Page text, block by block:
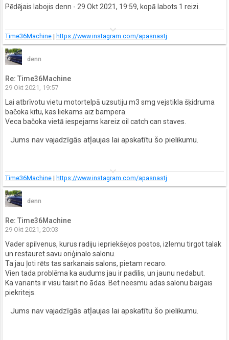
Pēdējais labojis denn - 29 Okt 2021, 19:59, kopā labots 1 reizi.
keyboard_arrow_down
Time36Machine | https://www.instagram.com/apasnastj
denn
Re: Time36Machine
29 Okt 2021, 19:57
Lai atbrīvotu vietu motortelpā uzsutiju m3 smg vejstikla šķidruma
bačoka kitu, kas liekams aiz bampera.
Veca bačoka vietā iespejams kareiz oil catch can staves.
Jums nav vajadzīgās atļaujas lai apskatītu šo pielikumu.
keyboard_arrow_down
Time36Machine | https://www.instagram.com/apasnastj
denn
Re: Time36Machine
29 Okt 2021, 20:03
Vader spilvenus, kurus radiju iepriekšejos postos, izlemu tirgot talak
un restauret savu oriģinalo salonu.
Ta jau ļoti rēts tas sarkanais salons, pietam recaro.
Vien tada problēma ka audums jau ir padilis, un jaunu nedabut.
Ka variants ir visu taisit no ādas. Bet neesmu adas salonu baigais
piekritejs.
Jums nav vajadzīgās atļaujas lai apskatītu šo pielikumu.